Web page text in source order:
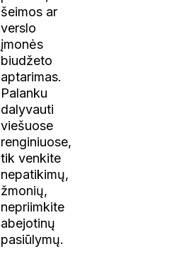
šeimos ar
verslo
įmonės
biudžeto
aptarimas.
Palanku
dalyvauti
viešuose
renginiuose,
tik venkite
nepatikimų,
žmonių,
nepriimkite
abejotinų
pasiūlymų.